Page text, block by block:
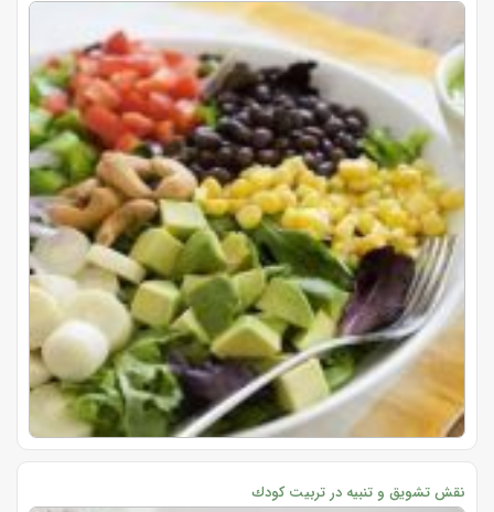
نقش‌ تشویق‌ و تنبیه‌ در تربیت‌ كودك‌